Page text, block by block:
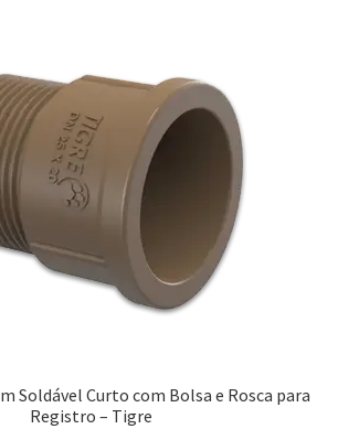
Soldável Curto com Bolsa e Rosca para
Registro – Tigre